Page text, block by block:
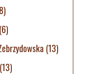
(6)
(13)
(13)